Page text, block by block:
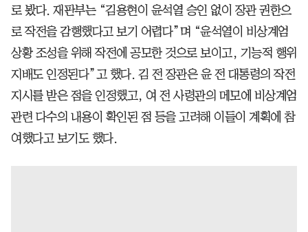
로 봤다. 재판부는 “김용현이 윤석열 승인 없이 장관 권한으
로 작전을 감행했다고 보기 어렵다”며 “윤석열이 비상계엄
상황 조성을 위해 작전에 공모한 것으로 보이고, 기능적 행위
지배도 인정된다”고 했다. 김 전 장관은 윤 전 대통령의 작전
지시를 받은 점을 인정했고, 여 전 사령관의 메모에 비상계엄
관련 다수의 내용이 확인된 점 등을 고려해 이들이 계획에 참
여했다고 보기도 했다.